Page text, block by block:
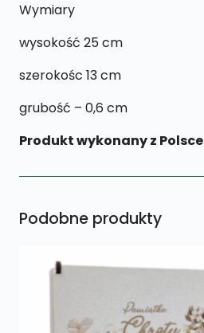
Wymiary
wysokość 25 cm
szerokośc 13 cm
grubość – 0,6 cm
Produkt wykonany z Polsce
Podobne produkty